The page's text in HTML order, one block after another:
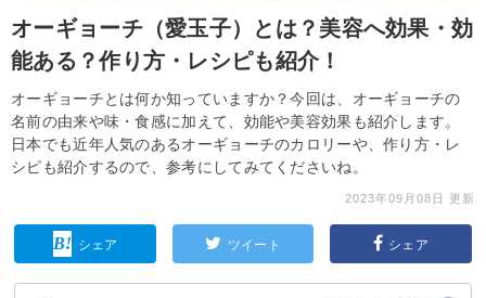
オーギョーチ（愛玉子）とは？美容へ効果・効
能ある？作り方・レシピも紹介！
オーギョーチとは何か知っていますか？今回は、オーギョーチの
名前の由来や味・食感に加えて、効能や美容効果も紹介します。
日本でも近年人気のあるオーギョーチのカロリーや、作り方・レ
シピも紹介するので、参考にしてみてくださいね。
2023年09月08日 更新
シェア ツイート シェア